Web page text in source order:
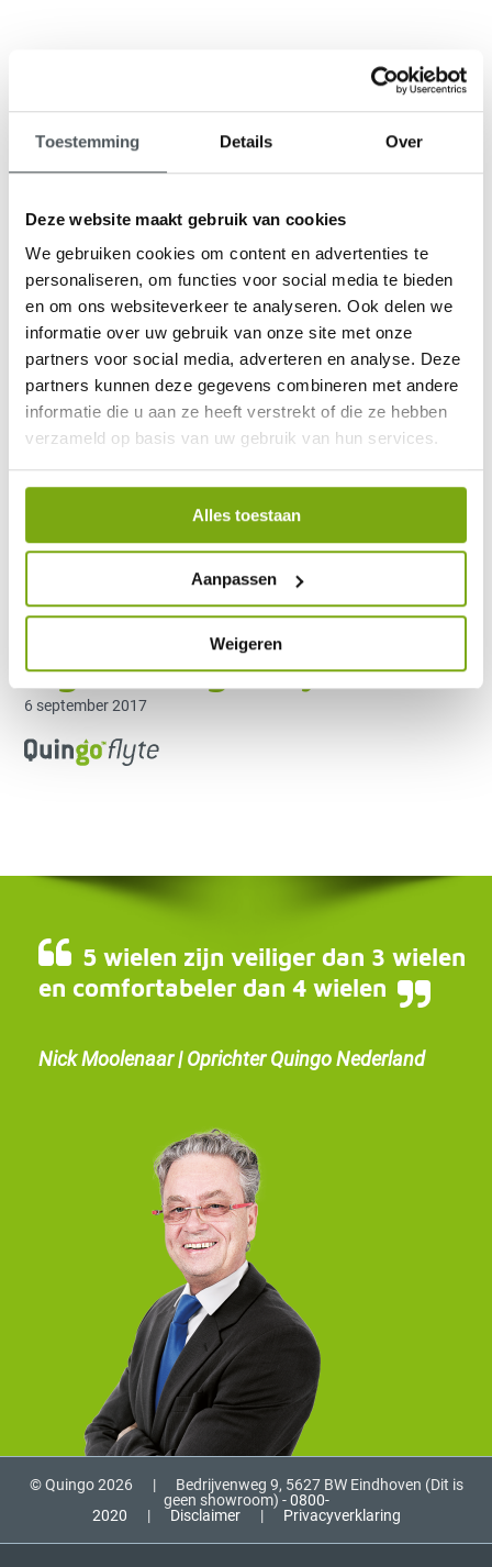
Toestemming Details Over
Deze website maakt gebruik van cookies
We gebruiken cookies om content en advertenties te
personaliseren, om functies voor social media te bieden
en om ons websiteverkeer te analyseren. Ook delen we
informatie over uw gebruik van onze site met onze
partners voor social media, adverteren en analyse. Deze
partners kunnen deze gegevens combineren met andere
informatie die u aan ze heeft verstrekt of die ze hebben
verzameld op basis van uw gebruik van hun services.
Alles toestaan
Aanpassen
Weigeren
9,1
logo_Quingo-Flyte
6 september 2017
5 wielen zijn veiliger dan 3 wielen
en comfortabeler dan 4 wielen
Nick Moolenaar | Oprichter Quingo Nederland
© Quingo 2026 |
Bedrijvenweg 9, 5627 BW Eindhoven (Dit is
geen showroom) -0800-
2020
| Disclaimer | Privacyverklaring